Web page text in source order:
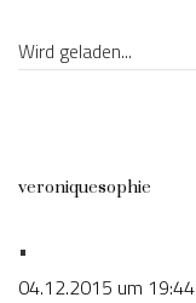
Wird geladen...
veroniquesophie
•
04.12.2015 um 19:44